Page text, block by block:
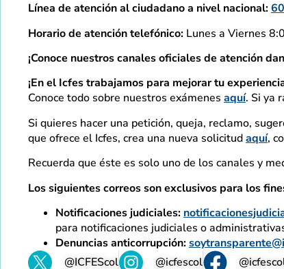
Línea de atención al ciudadano a nivel nacional:
Horario de atención telefónico: Lunes a Viernes
¡Conoce nuestros canales oficiales de atención
¡En el Icfes trabajamos para mejorar tu
Conoce todo sobre nuestros exámenes aquí. Si ya
Si quieres hacer una petición, queja, reclamo,
que ofrece el Icfes, crea una nueva solicitudaquí,
Recuerda que éste es solo uno de los canales y
Los siguientes correos son exclusivos para los
Notificaciones judiciales:
para notificaciones judiciales o
Denuncias anticorrupción:
@ICFEScol
@icfescol